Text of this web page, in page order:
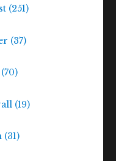
(251)
(37)
(70)
(19)
(31)